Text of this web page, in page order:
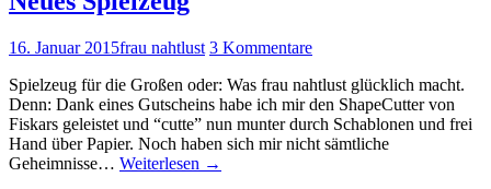
16. Januar 2015frau nahtlust 3 Kommentare
Spielzeug für die Großen oder: Was frau nahtlust glücklich macht.
Denn: Dank eines Gutscheins habe ich mir den ShapeCutter von
Fiskars geleistet und “cutte” nun munter durch Schablonen und frei
Hand über Papier. Noch haben sich mir nicht sämtliche
Geheimnisse… Weiterlesen →